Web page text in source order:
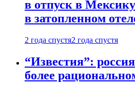
в отпуск в
в затопленном
2 года спустя2 года спустя
“Известия”:
более